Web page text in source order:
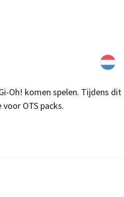
Oh! komen spelen. Tijdens
OTS packs.